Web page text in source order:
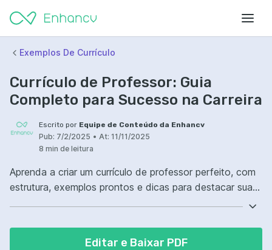
Exemplos De Currículo
Currículo de Professor: Guia
Completo para Sucesso na Carreira
Escrito por Equipe de Conteúdo da Enhancv
Pub: 7/2/2025 • At: 11/11/2025
8 min de leitura
Aprenda a criar um currículo de professor perfeito, com
estrutura, exemplos prontos e dicas para destacar sua
Editar e Baixar PDF